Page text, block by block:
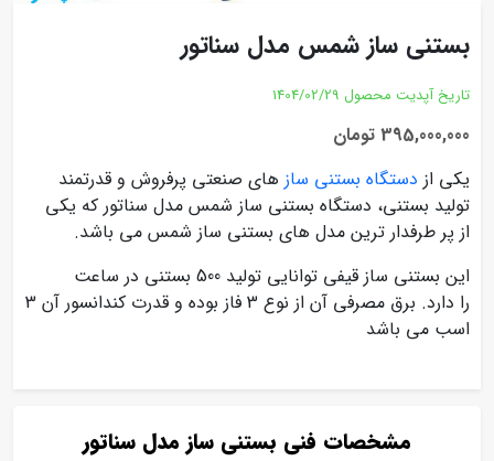
بستنی ساز شمس مدل سناتور
تاریخ آپدیت محصول 1404/02/29
395,000,000 تومان
یکی از دستگاه بستنی ساز های صنعتی پرفروش و قدرتمند
تولید بستنی، دستگاه بستنی ساز شمس مدل سناتور که یکی
از پر طرفدار ترین مدل های بستنی ساز شمس می باشد.
این بستنی ساز قیفی توانایی تولید 500 بستنی در ساعت
را دارد. برق مصرفی آن از نوع 3 فاز بوده و قدرت کندانسور آن 3
اسب می باشد
مشخصات فنی بستنی ساز مدل سناتور